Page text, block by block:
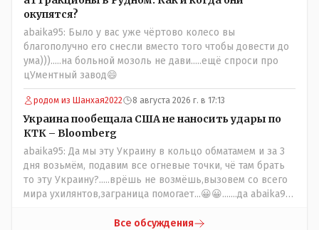
окупятся?
abaika95: Было у вас уже чёртово колесо вы
благополучно его снесли вместо того чтобы довести до
ума))).....на больной мозоль не дави.....ещё спроси про
цУментный завод😄
родом из Шанхая2022 8 августа 2026 г. в 17:13
Украина пообещала США не наносить удары по
КТК – Bloomberg
abaika95: Да мы эту Украину в кольцо обматамем и за 3
дня возьмём, подавим все огневые точки, чё там брать
то эту Украину?.....врёшь не возмёшь,вызовем со всего
мира ухилянтов,заграница помогает...😀😀.......да abaika95
Все обсуждения